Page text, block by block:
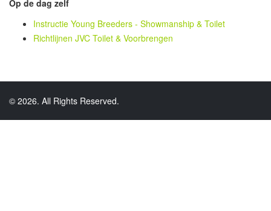
Op de dag zelf
Instructie Young Breeders - Showmanship & Toilet
Richtlijnen JVC Toilet & Voorbrengen
© 2026. All Rights Reserved.